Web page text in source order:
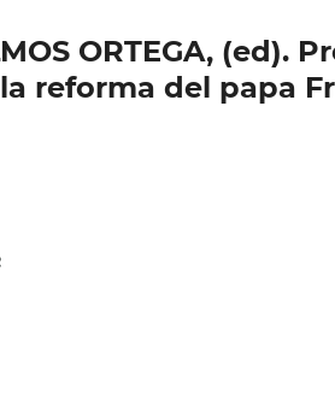
ORTEGA, (ed).
reforma del papa